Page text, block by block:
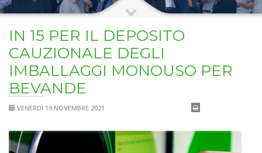
IN 15 PER IL DEPOSITO
CAUZIONALE DEGLI
IMBALLAGGI MONOUSO PER
BEVANDE
VENERDÌ 19 NOVEMBRE 2021